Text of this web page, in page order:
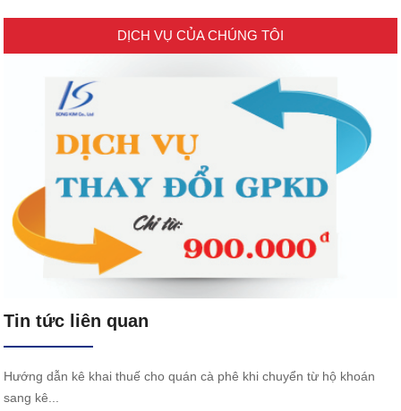
DỊCH VỤ CỦA CHÚNG TÔI
Tin tức liên quan
Hướng dẫn kê khai thuế cho quán cà phê khi chuyển từ hộ khoán
sang kê...